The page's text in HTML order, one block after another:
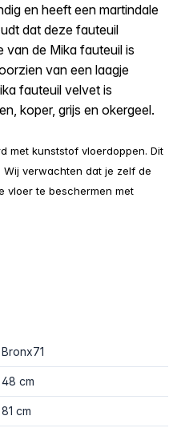
en heeft een martindale
dat deze fauteuil
van de Mika fauteuil is
van een laagje
fauteuil velvet is
koper, grijs en okergeel.
met kunststof vloerdoppen. Dit
verwachten dat je zelf de
vloer te beschermen met
Bronx71
48 cm
81 cm